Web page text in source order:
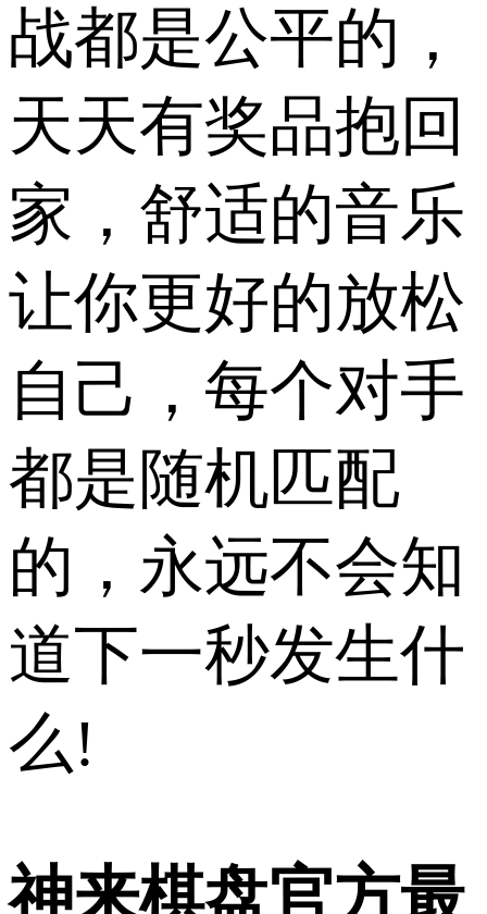
战都是公平的，
天天有奖品抱回
家，舒适的音乐
让你更好的放松
自己，每个对手
都是随机匹配
的，永远不会知
道下一秒发生什
么!
神来棋盘官方最